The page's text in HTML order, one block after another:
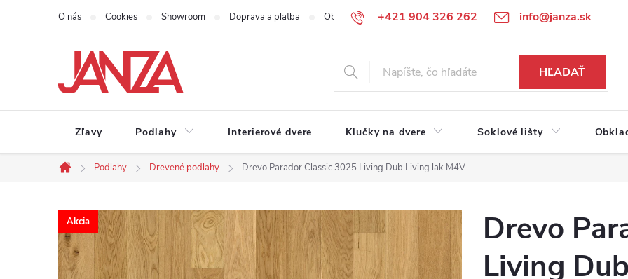
Prejsť na obsah +421 904 326 262 info@janza.sk
O nás Cookies Showroom Doprava a platba Obchodné podmienky Reklamačné podmienky Podmienky
HĽADAŤ
Zľavy Podlahy Interierové dvere Kľučky na dvere Soklové lišty
Domov
Podlahy Drevené podlahy Drevo Parador Classic 3025 Living Dub Living lak M4V
Akcia
Drevo
Living